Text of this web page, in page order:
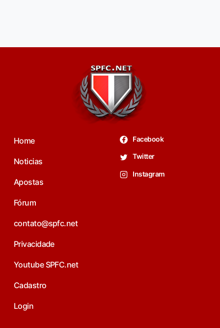
Home
Noticias
Apostas
Fórum
contato@spfc.net
Privacidade
Youtube SPFC.net
Cadastro
Login
Facebook
Twitter
Instagram